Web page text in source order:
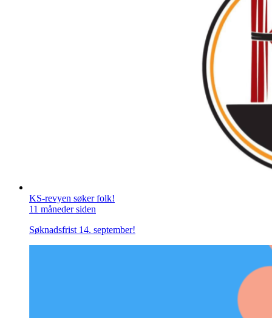
KS-revyen søker folk!
11 måneder siden
Søknadsfrist 14. september!